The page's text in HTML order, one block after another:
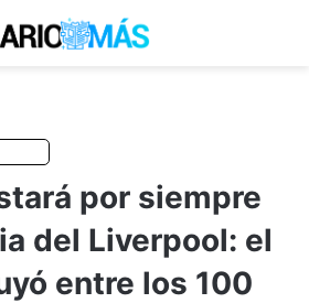
por siempre
del Liverpool: el
entre los 100